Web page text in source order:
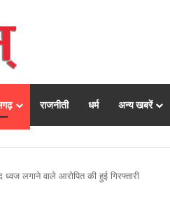
राजनीती धर्म अन्य खबरें
लगाने वाले आरोपित की हुई गिरफ्तारी